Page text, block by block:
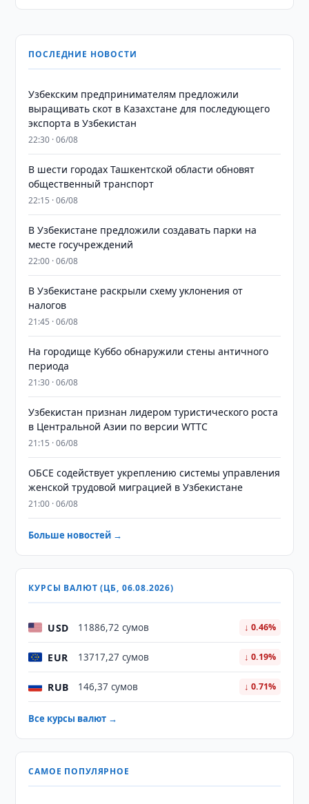
ПОСЛЕДНИЕ НОВОСТИ
Узбекским предпринимателям предложили
выращивать скот в Казахстане для последующего
экспорта в Узбекистан
22:30 · 06/08
В шести городах Ташкентской области обновят
общественный транспорт
22:15 · 06/08
В Узбекистане предложили создавать парки на
месте госучреждений
22:00 · 06/08
В Узбекистане раскрыли схему уклонения от
налогов
21:45 · 06/08
На городище Куббо обнаружили стены античного
периода
21:30 · 06/08
Узбекистан признан лидером туристического роста
в Центральной Азии по версии WTTC
21:15 · 06/08
ОБСЕ содействует укреплению системы управления
женской трудовой миграцией в Узбекистане
21:00 · 06/08
Больше новостей →
КУРСЫ ВАЛЮТ (ЦБ, 06.08.2026)
USD 11886,72 сумов ↓ 0.46%
EUR 13717,27 сумов ↓ 0.19%
RUB 146,37 сумов ↓ 0.71%
Все курсы валют →
САМОЕ ПОПУЛЯРНОЕ